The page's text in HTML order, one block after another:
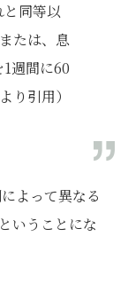
同等以
たは、息
週間に60
り引用）
よって異なる
いうことにな